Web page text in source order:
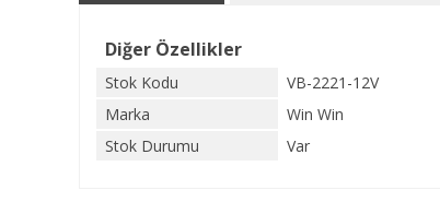
Diğer Özellikler
Stok Kodu
VB-2221-12V
Marka
Win Win
Stok Durumu
Var